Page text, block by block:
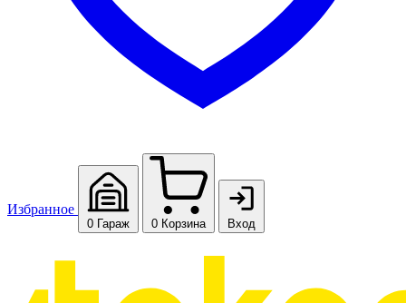
Избранное
0 Гараж 0 Корзина Вход